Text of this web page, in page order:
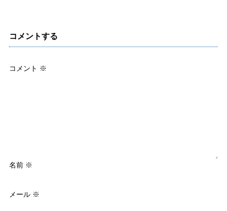
コメントする
コメント ※
名前 ※
メール ※